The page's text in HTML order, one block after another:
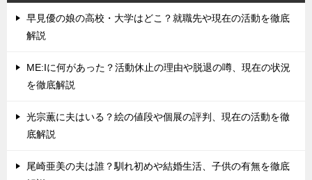
早見優の娘の高校・大学はどこ？就職先や現在の活動を徹底
解説
ME:Iに何があった？活動休止の理由や脱退の噂、現在の状況
を徹底解説
光宗薫に夫はいる？絵の値段や個展の評判、現在の活動を徹
底解説
尾崎亜美の夫は誰？馴れ初めや結婚生活、子供の有無を徹底